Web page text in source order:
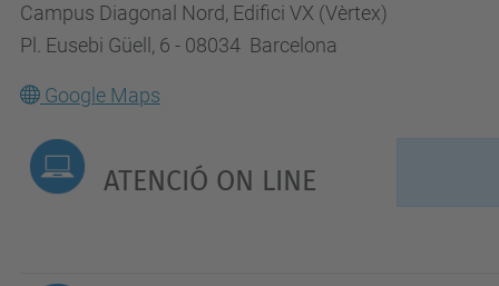
Campus Diagonal Nord, Edifici VX (Vèrtex)
Pl. Eusebi Güell, 6 - 08034 Barcelona
Google Maps
ATENCIÓ ON LINE